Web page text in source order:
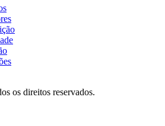
os direitos reservados.